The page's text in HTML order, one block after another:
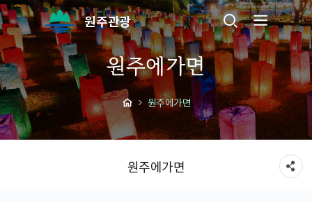
원주관광
원주에가면
원주에가면
원주에가면